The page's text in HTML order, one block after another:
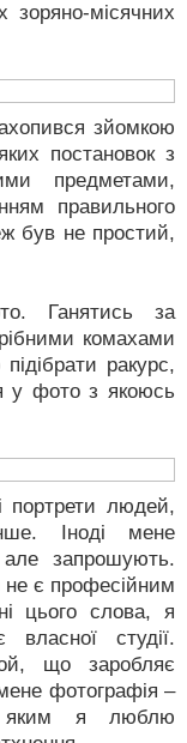
зоряно-місячних
зйомкою
постановок з
предметами,
правильного
був не простий,
Ганятись за
комахами
ракурс,
у фото з якоюсь
портрети людей,
Іноді мене
запрошують.
є професійним
цього слова, я
студії.
що заробляє
фотографія –
яким я люблю